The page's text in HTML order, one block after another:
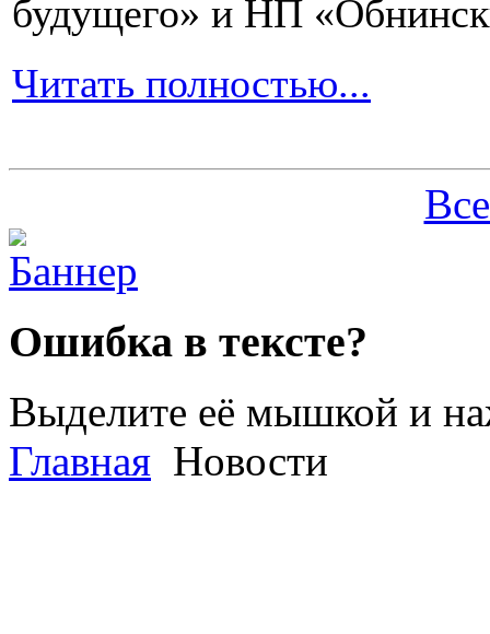
будущего» и НП
Читать полностью...
Ошибка в тексте?
Выделите её мышкой и
Главная Новости